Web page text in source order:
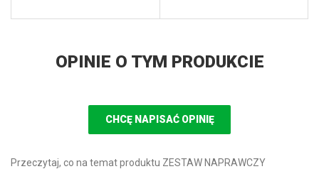
OPINIE O TYM PRODUKCIE
CHCĘ NAPISAĆ OPINIĘ
Przeczytaj, co na temat produktu ZESTAW NAPRAWCZY